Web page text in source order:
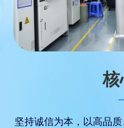
核
坚持诚信为本，以高品